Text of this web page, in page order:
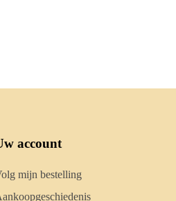
account
mijn bestelling